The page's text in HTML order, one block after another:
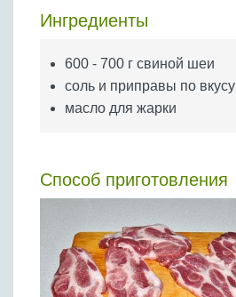
Крупы
Ингредиенты
600 - 700 г свиной шеи
соль и приправы по вкусу
масло для жарки
Способ приготовления